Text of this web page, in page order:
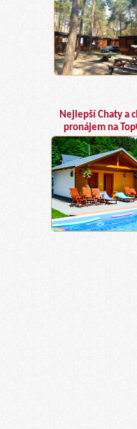
Nejlepší Chaty a
pronájem na